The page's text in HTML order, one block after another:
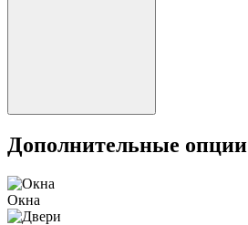
Дополнительные опции
Окна